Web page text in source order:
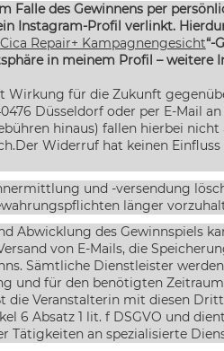
Falle des Gewinnens per
Instagram-Profil verlinkt.
Cica Repair+ Kampagnengesicht“-
in meinem Profil –
für die Zukunft
Düsseldorf oder per E-Mail an
hinaus) fallen hierbei
Der Widerruf hat keinen
und -versendung
länger
Abwicklung des Gewinnspiels
von E-Mails, die
Sämtliche Dienstleister
und für den benötigten
Veranstalterin mit diesen
6 Absatz 1 lit. f DSGVO und
Tätigkeiten an spezialisierte